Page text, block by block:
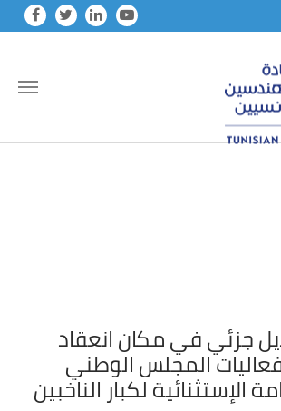
جزئي في مكان انعقاد
المجلس الوطني
الإستثنائية لكبار الناخبين